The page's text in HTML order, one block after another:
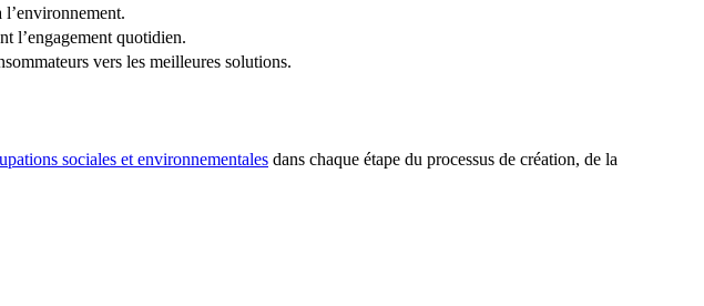
l’environnement.
l’engagement quotidien.
vers les meilleures solutions.
sociales et environnementales dans chaque étape du processus de création, de la